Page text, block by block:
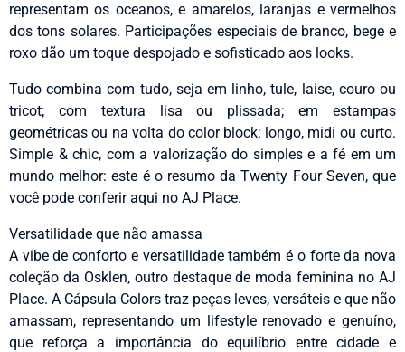
representam os oceanos, e amarelos, laranjas e vermelhos
dos tons solares. Participações especiais de branco, bege e
roxo dão um toque despojado e sofisticado aos looks.
Tudo combina com tudo, seja em linho, tule, laise, couro ou
tricot; com textura lisa ou plissada; em estampas
geométricas ou na volta do color block; longo, midi ou curto.
Simple & chic, com a valorização do simples e a fé em um
mundo melhor: este é o resumo da Twenty Four Seven, que
você pode conferir aqui no AJ Place.
Versatilidade que não amassa
A vibe de conforto e versatilidade também é o forte da nova
coleção da Osklen, outro destaque de moda feminina no AJ
Place. A Cápsula Colors traz peças leves, versáteis e que não
amassam, representando um lifestyle renovado e genuíno,
que reforça a importância do equilíbrio entre cidade e